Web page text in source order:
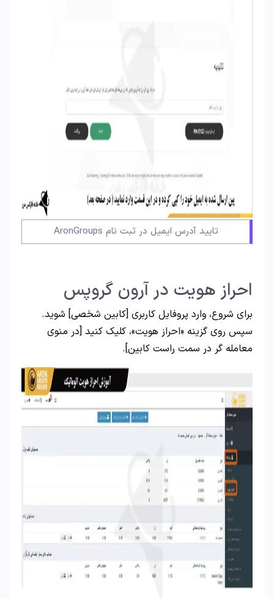
تایید آدرس ایمیل در ثبت نام AronGroups
احراز هویت در آرون گروپس
برای شروع، وارد پروفایل کاربری [کابین شخصی] شوید.
سپس روی گزینه «احراز هویت»، کلیک کنید [در منوی
معامله گر در سمت راست کابین].